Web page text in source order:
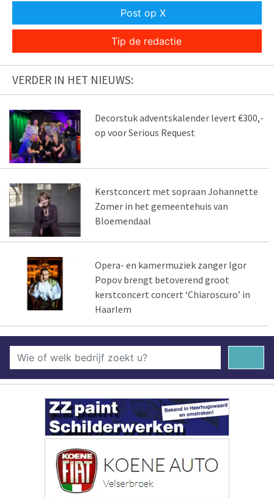
Post op X
Tip de redactie
VERDER IN HET NIEUWS:
Decorstuk adventskalender levert €300,-
op voor Serious Request
Kerstconcert met sopraan Johannette
Zomer in het gemeentehuis van
Bloemendaal
Opera- en kamermuziek zanger Igor
Popov brengt betoverend groot
kerstconcert concert ‘Chiaroscuro’ in
Haarlem